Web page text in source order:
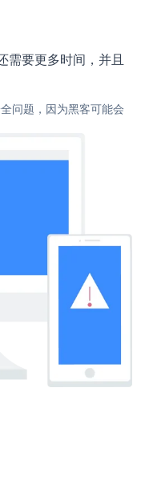
需要更多时间，并且
问题，因为黑客可能会